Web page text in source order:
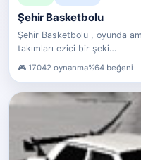
Şehir Basketbolu
Şehir Basketbolu , oyunda
takımları ezici bir şeki…
17042 oynanma%64 beğeni